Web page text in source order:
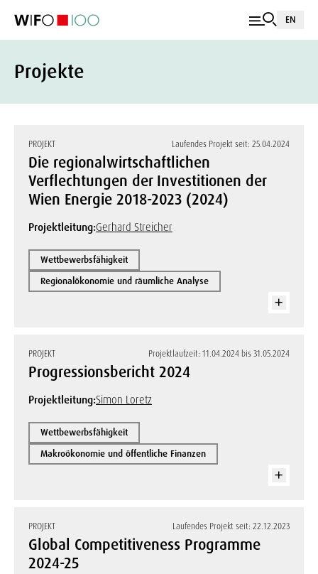
EN
Projekte
PROJEKT Laufendes Projekt seit: 25.04.2024
Die regionalwirtschaftlichen
Verflechtungen der Investitionen der
Wien Energie 2018-2023 (2024)
Projektleitung:Gerhard Streicher
Wettbewerbsfähigkeit
Regionalökonomie und räumliche Analyse
PROJEKT Projektlaufzeit: 11.04.2024 bis 31.05.2024
Progressionsbericht 2024
Projektleitung:Simon Loretz
Wettbewerbsfähigkeit
Makroökonomie und öffentliche Finanzen
PROJEKT Laufendes Projekt seit: 22.12.2023
Global Competitiveness Programme
2024-25